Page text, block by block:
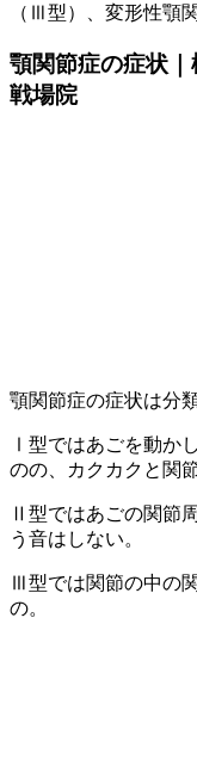
（Ⅲ型）、変形性顎
顎関節症の症状
戦場院
顎関節症の症状は分
Ⅰ型ではあごを動か
のの、カクカクと関
Ⅱ型ではあごの関節
う音はしない。
Ⅲ型では関節の中の
の。